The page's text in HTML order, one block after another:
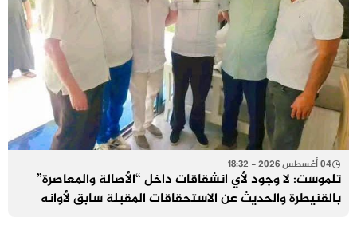
04 أغسطس 2026 - 18:32
تلموست: لا وجود لأي انشقاقات داخل “الأصالة والمعاصرة”
بالقنيطرة والحديث عن الاستحقاقات المقبلة سابق لأوانه